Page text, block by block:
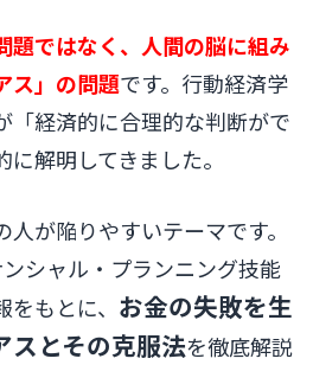
題ではなく、人間の脳に組み
ス」の問題です。行動経済学
「経済的に合理的な判断がで
解明してきました。
が陥りやすいテーマです。
シャル・プランニング技能
もとに、 お金の失敗を生
スとその克服法を徹底解説